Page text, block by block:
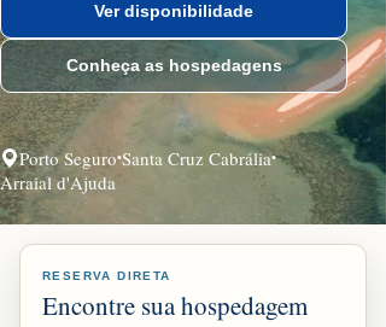
Ver disponibilidade
Conheça as hospedagens
Porto Seguro•Santa Cruz Cabrália•
Arraial d'Ajuda
RESERVA DIRETA
Encontre sua hospedagem